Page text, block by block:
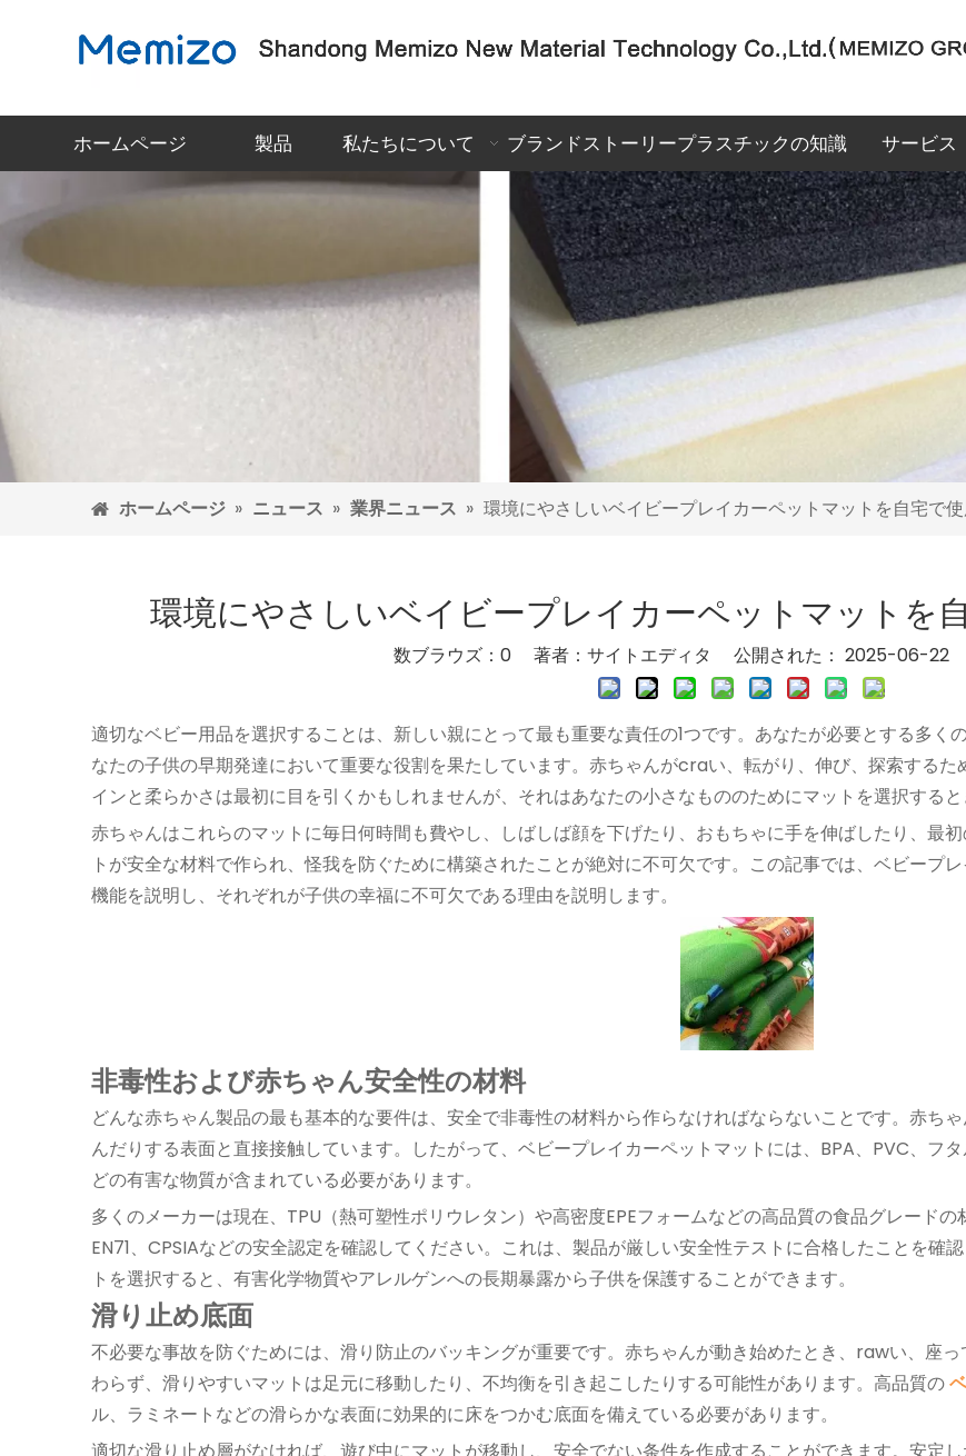
ホームページ 製品 私たちについて ブランドストーリープラスチックの知識 サービス
ホームページ » ニュース » 業界ニュース » 環境にやさしいベイビープレイカーペットマットを自宅で
環境にやさしいベイビープレイカーペットマットを
数ブラウズ： 0 著者：サイトエディタ 公開された： 2025-06-22
適切なベビー用品を選択することは、新しい親にとって最も重要な責任の1つです。あなたが必要とする多
なたの子供の早期発達において重要な役割を果たしています。赤ちゃんがcraい、転がり、伸び、探索する
インと柔らかさは最初に目を引くかもしれませんが、それはあなたの小さなもののためにマットを選択すると
赤ちゃんはこれらのマットに毎日何時間も費やし、しばしば顔を下げたり、おもちゃに手を伸ばしたり、最
トが安全な材料で作られ、怪我を防ぐために構築されたことが絶対に不可欠です。この記事では、ベビープ
機能を説明し、それぞれが子供の幸福に不可欠である理由を説明します。
非毒性および赤ちゃん安全性の材料
どんな赤ちゃん製品の最も基本的な要件は、安全で非毒性の材料から作らなければならないことです。赤ち
んだりする表面と直接接触しています。したがって、ベビープレイカーペットマットには、BPA、PVC、フ
どの有害な物質が含まれている必要があります。
多くのメーカーは現在、TPU（熱可塑性ポリウレタン）や高密度EPEフォームなどの高品質の食品グレードの
EN71、CPSIAなどの安全認定を確認してください。これは、製品が厳しい安全性テストに合格したことを確
トを選択すると、有害化学物質やアレルゲンへの長期暴露から子供を保護することができます。
滑り止め底面
不必要な事故を防ぐためには、滑り防止のバッキングが重要です。赤ちゃんが動き始めたとき、rawい、座
わらず、滑りやすいマットは足元に移動したり、不均衡を引き起こしたりする可能性があります。高品質の
ル、ラミネートなどの滑らかな表面に効果的に床をつかむ底面を備えている必要があります。